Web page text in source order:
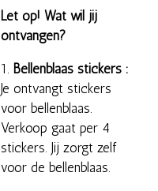
Let op! Wat wil jij
ontvangen?
1. Bellenblaas stickers :
Je ontvangt stickers
voor bellenblaas.
Verkoop gaat per 4
stickers. Jij zorgt zelf
voor de bellenblaas.